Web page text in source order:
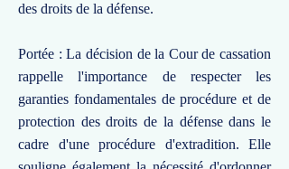
des droits de la défense.
Portée : La décision de la Cour de cassation
rappelle l'importance de respecter les
garanties fondamentales de procédure et de
protection des droits de la défense dans le
cadre d'une procédure d'extradition. Elle